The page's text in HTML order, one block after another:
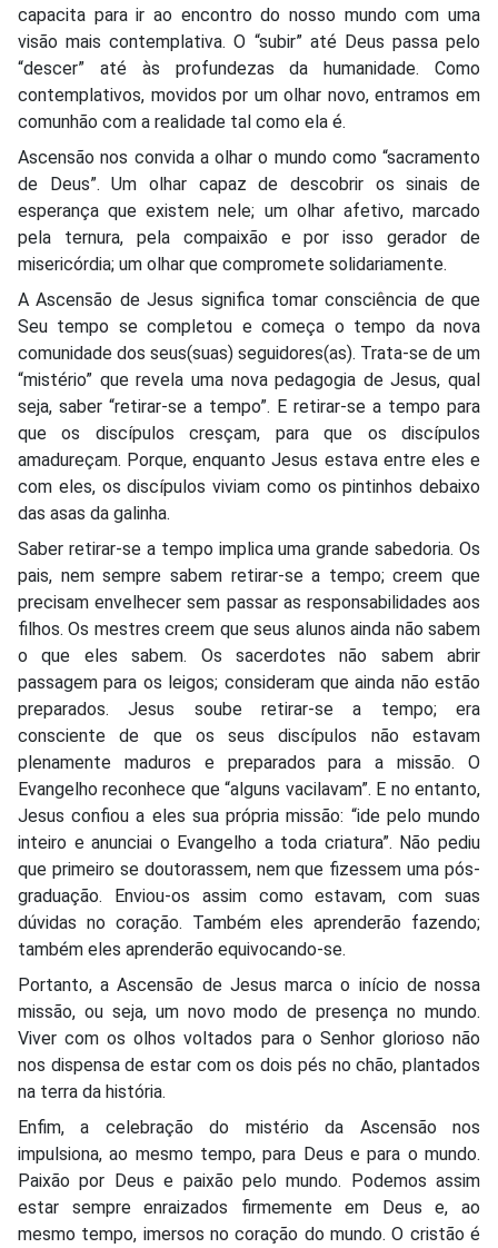
capacita para ir ao encontro do nosso mundo com uma
visão mais contemplativa. O “subir” até Deus passa pelo
“descer” até às profundezas da humanidade. Como
contemplativos, movidos por um olhar novo, entramos em
comunhão com a realidade tal como ela é.
Ascensão nos convida a olhar o mundo como “sacramento
de Deus”. Um olhar capaz de descobrir os sinais de
esperança que existem nele; um olhar afetivo, marcado
pela ternura, pela compaixão e por isso gerador de
misericórdia; um olhar que compromete solidariamente.
A Ascensão de Jesus significa tomar consciência de que
Seu tempo se completou e começa o tempo da nova
comunidade dos seus(suas) seguidores(as). Trata-se de um
“mistério” que revela uma nova pedagogia de Jesus, qual
seja, saber “retirar-se a tempo”. E retirar-se a tempo para
que os discípulos cresçam, para que os discípulos
amadureçam. Porque, enquanto Jesus estava entre eles e
com eles, os discípulos viviam como os pintinhos debaixo
das asas da galinha.
Saber retirar-se a tempo implica uma grande sabedoria. Os
pais, nem sempre sabem retirar-se a tempo; creem que
precisam envelhecer sem passar as responsabilidades aos
filhos. Os mestres creem que seus alunos ainda não sabem
o que eles sabem. Os sacerdotes não sabem abrir
passagem para os leigos; consideram que ainda não estão
preparados. Jesus soube retirar-se a tempo; era
consciente de que os seus discípulos não estavam
plenamente maduros e preparados para a missão. O
Evangelho reconhece que “alguns vacilavam”. E no entanto,
Jesus confiou a eles sua própria missão: “ide pelo mundo
inteiro e anunciai o Evangelho a toda criatura”. Não pediu
que primeiro se doutorassem, nem que fizessem uma pós-
graduação. Enviou-os assim como estavam, com suas
dúvidas no coração. Também eles aprenderão fazendo;
também eles aprenderão equivocando-se.
Portanto, a Ascensão de Jesus marca o início de nossa
missão, ou seja, um novo modo de presença no mundo.
Viver com os olhos voltados para o Senhor glorioso não
nos dispensa de estar com os dois pés no chão, plantados
na terra da história.
Enfim, a celebração do mistério da Ascensão nos
impulsiona, ao mesmo tempo, para Deus e para o mundo.
Paixão por Deus e paixão pelo mundo. Podemos assim
estar sempre enraizados firmemente em Deus e, ao
mesmo tempo, imersos no coração do mundo. O cristão é